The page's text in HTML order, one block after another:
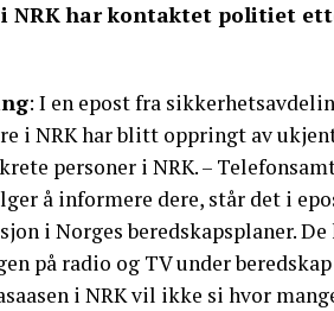
i NRK har kontaktet politiet
: I en epost fra
i NRK har blitt oppringt av
personer i NRK. –
å informere dere, står det i
i Norges beredskapsplaner.
på radio og TV under
i NRK vil ikke si hvor